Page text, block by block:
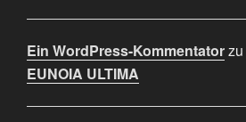
Ein WordPress-Kommentatorzu
EUNOIA ULTIMA